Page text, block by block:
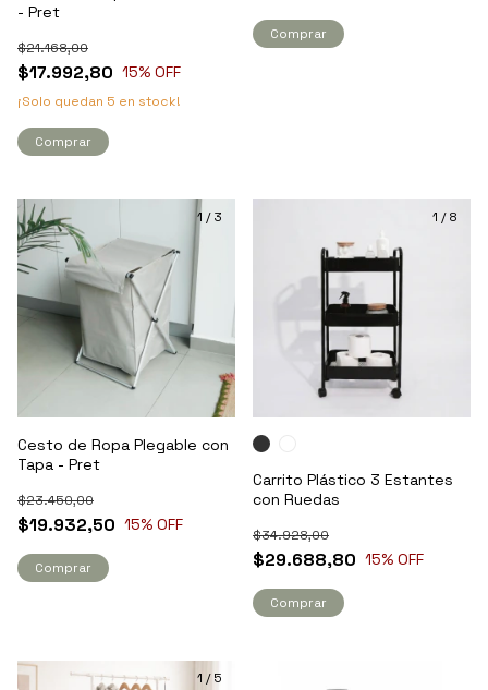
- Pret
$17.992,80
$21.168,00
15% OFF
¡Solo quedan 5 en stock!
Comprar
Comprar
1 /3
Cesto de Ropa Plegable con
Tapa - Pret
$19.932,50
$23.450,00
15% OFF
Comprar
1 /8
Carrito Plástico 3 Estantes
con Ruedas
$29.688,80
$34.928,00
15% OFF
Comprar
1 /5